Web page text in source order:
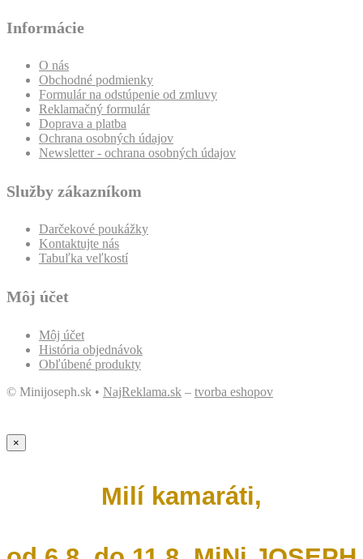
Informácie
O nás
Obchodné podmienky
Formulár na odstúpenie od zmluvy
Reklamačný formulár
Doprava a platba
Ochrana osobných údajov
Newsletter - ochrana osobných údajov
Služby zákazníkom
Darčekové poukážky
Kontaktujte nás
Tabuľka veľkostí
Môj účet
Môj účet
História objednávok
Obľúbené produkty
© Minijoseph.sk • NajReklama.sk – tvorba eshopov
×
Milí kamaráti,